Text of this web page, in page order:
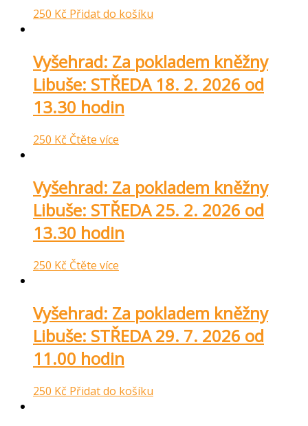
250 Kč Přidat do košíku
Vyšehrad: Za pokladem kněžny
Libuše: STŘEDA 18. 2. 2026 od
13.30 hodin
250 Kč Čtěte více
Vyšehrad: Za pokladem kněžny
Libuše: STŘEDA 25. 2. 2026 od
13.30 hodin
250 Kč Čtěte více
Vyšehrad: Za pokladem kněžny
Libuše: STŘEDA 29. 7. 2026 od
11.00 hodin
250 Kč Přidat do košíku